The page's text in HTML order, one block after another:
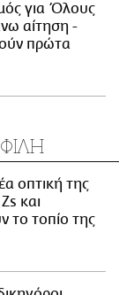
για Όλους
αίτηση -
πρώτα
οπτική της
και
το τοπίο της